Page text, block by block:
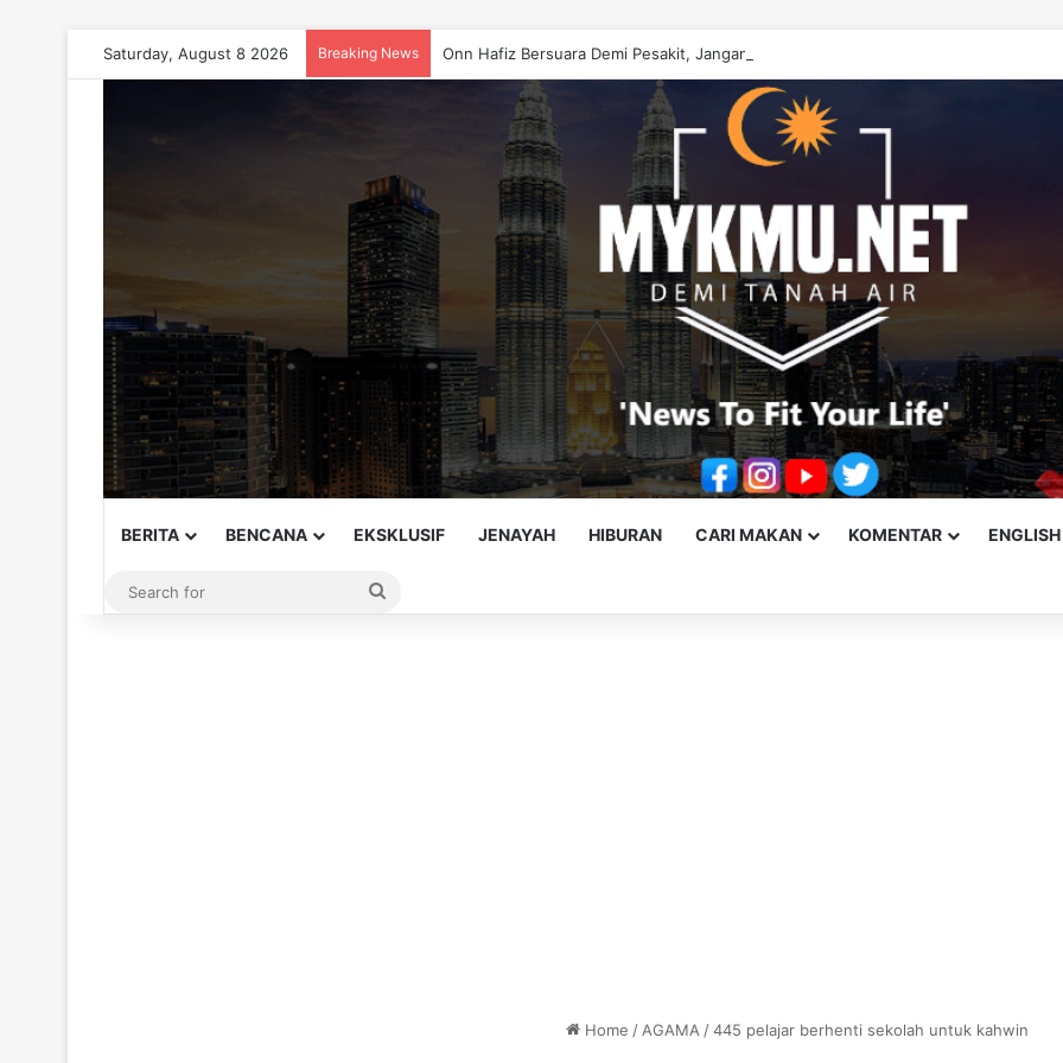
Saturday, August 8 2026 Breaking News Onn Hafiz Bersuara Demi Pesakit, Jangan Diputarbelitkan – Hasrunizah
BERITA BENCANA EKSKLUSIF JENAYAH HIBURAN CARI MAKAN KOMENTAR
Home / AGAMA /445 pelajar berhenti sekolah untuk kahwin